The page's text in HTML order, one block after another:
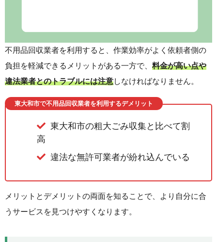
不用品回収業者を利用すると、作業効率がよく依頼者側の
負担を軽減できるメリットがある一方で、 料金が高い点や
違法業者とのトラブルには注意しなければなりません。
東大和市で不用品回収業者を利用するデメリット
東大和市の粗大ごみ収集と比べて割
高
違法な無許可業者が紛れ込んでいる
メリットとデメリットの両面を知ることで、より自分に合
うサービスを見つけやすくなります。